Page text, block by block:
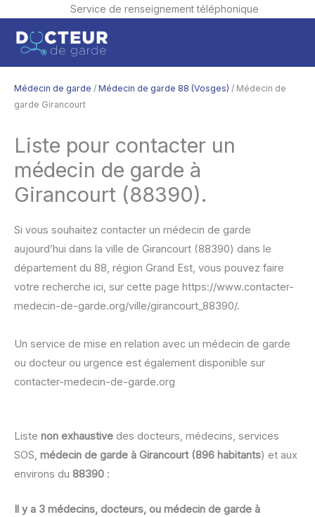
Service de renseignement téléphonique
contenu
Médecin de garde / Médecin de garde 88 (Vosges) / Médecin de
garde Girancourt
Liste pour contacter un
médecin de garde à
Girancourt (88390).
Si vous souhaitez contacter un médecin de garde
aujourd’hui dans la ville de Girancourt (88390) dans le
département du 88, région Grand Est, vous pouvez faire
votre recherche ici, sur cette page https://www.contacter-
medecin-de-garde.org/ville/girancourt_88390/.
Un service de mise en relation avec un médecin de garde
ou docteur ou urgence est également disponible sur
contacter-medecin-de-garde.org
Liste non exhaustive des docteurs, médecins, services
SOS, médecin de garde à Girancourt (896 habitants) et aux
environs du 88390 :
Il y a 3 médecins, docteurs, ou médecin de garde à